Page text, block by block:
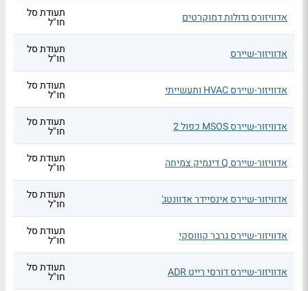
אדוויזורס גדולות דמוקרטים תעודת סל
חו"ל
אדוויזור-שיירס תעודת סל
חו"ל
אדוויזור-שיירס HVAC ותעשייתי תעודת סל
חו"ל
אדוויזור-שיירס MSOS כפול 2 תעודת סל
חו"ל
אדוויזור-שיירס Q דינמיק צמיחה תעודת סל
חו"ל
אדוויזור-שיירס אינסיידר אדוונטג' תעודת סל
חו"ל
אדוויזור-שיירס גרבר קוווסקי תעודת סל
חו"ל
אדוויזור-שיירס דורסי רייט ADR תעודת סל
חו"ל